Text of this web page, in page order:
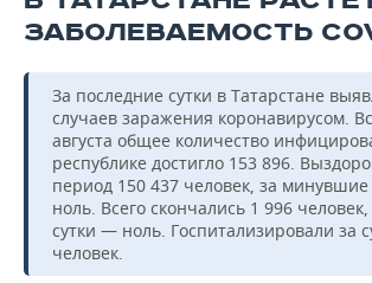
ОТКРЫТАЯ ЛЕКЦИЯ
БАСКЕТБОЛ
ВОЛЕЙБОЛ
КИБЕРСПОРТ
ФИГУРНОЕ КАТАНИЕ
ИНФРАСТРУКТУРА
ИСТОРИЯ
КУЛЬТУРА
МЕДИЦИНА
СПРАВОЧНИК
СПИСОК ПЕРСОН
СПИСОК КОМПАНИЙ
ПОЛНАЯ ВЕРСИЯ
ЗАБОЛЕВАЕМОСТЬ
За последние сутки в Татарстане
случаев заражения коронавирусом.
августа общее количество
республике достигло 153 896.
период 150 437 человек, за
ноль. Всего скончались 1 996
сутки — ноль. Госпитализировали за
человек.